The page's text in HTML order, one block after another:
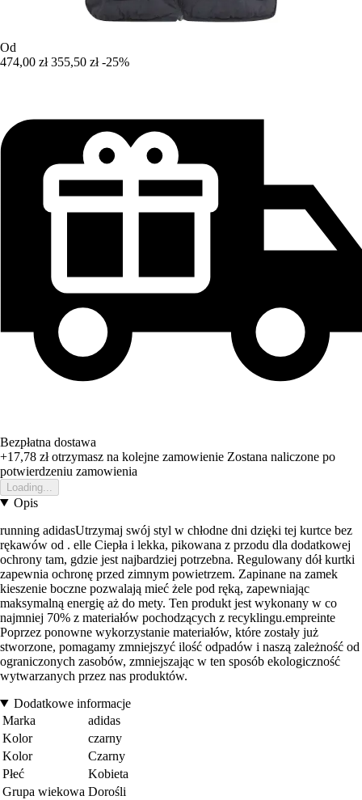
Od
474,00 zł 355,50 zł -25%
Bezpłatna dostawa
+17,78 złotrzymasz na kolejne zamowienie Zostana naliczone po
potwierdzeniu zamowienia
Loading...
Opis
running adidasUtrzymaj swój styl w chłodne dni dzięki tej kurtce bez
rękawów od . elle Ciepła i lekka, pikowana z przodu dla dodatkowej
ochrony tam, gdzie jest najbardziej potrzebna. Regulowany dół kurtki
zapewnia ochronę przed zimnym powietrzem. Zapinane na zamek
kieszenie boczne pozwalają mieć żele pod ręką, zapewniając
maksymalną energię aż do mety. Ten produkt jest wykonany w co
najmniej 70% z materiałów pochodzących z recyklingu.empreinte
Poprzez ponowne wykorzystanie materiałów, które zostały już
stworzone, pomagamy zmniejszyć ilość odpadów i naszą zależność od
ograniczonych zasobów, zmniejszając w ten sposób ekologiczność
wytwarzanych przez nas produktów.
Dodatkowe informacje
Marka
adidas
Kolor
czarny
Kolor
Czarny
Płeć
Kobieta
Grupa wiekowa Dorośli